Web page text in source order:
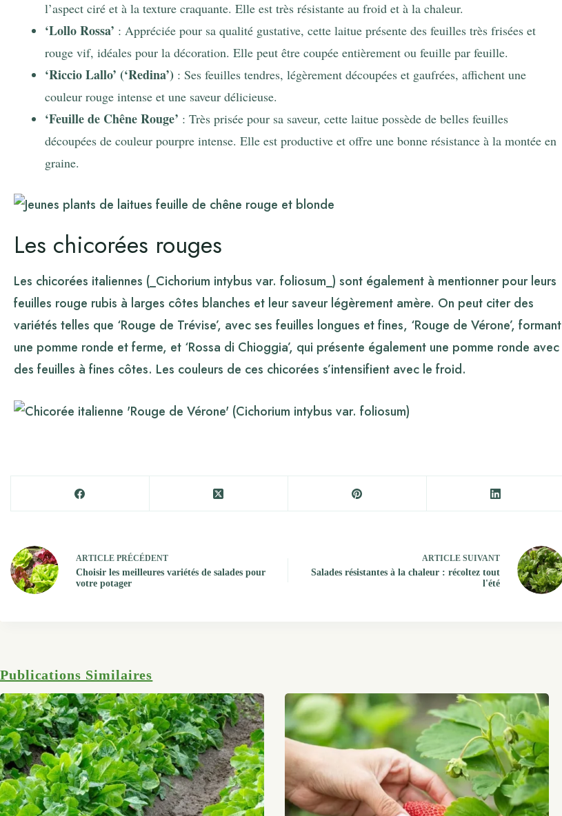
l’aspect ciré et à la texture craquante. Elle est très résistante au froid et à la chaleur.
‘Lollo Rossa’ : Appréciée pour sa qualité gustative, cette laitue présente des feuilles très frisées et
rouge vif, idéales pour la décoration. Elle peut être coupée entièrement ou feuille par feuille.
‘Riccio Lallo’ (‘Redina’) : Ses feuilles tendres, légèrement découpées et gaufrées, affichent une
couleur rouge intense et une saveur délicieuse.
‘Feuille de Chêne Rouge’ : Très prisée pour sa saveur, cette laitue possède de belles feuilles
découpées de couleur pourpre intense. Elle est productive et offre une bonne résistance à la montée en
graine.
Les chicorées rouges
Les chicorées italiennes (_Cichorium intybus var. foliosum_) sont également à mentionner pour leurs
feuilles rouge rubis à larges côtes blanches et leur saveur légèrement amère. On peut citer des
variétés telles que ‘Rouge de Trévise’, avec ses feuilles longues et fines, ‘Rouge de Vérone’, formant
une pomme ronde et ferme, et ‘Rossa di Chioggia’, qui présente également une pomme ronde avec
des feuilles à fines côtes. Les couleurs de ces chicorées s’intensifient avec le froid.
ARTICLE PRÉCÉDENT
Choisir les meilleures variétés de salades pour
votre potager
ARTICLESUIVANT
Salades résistantes à la chaleur : récoltez tout
l'été
Publications Similaires